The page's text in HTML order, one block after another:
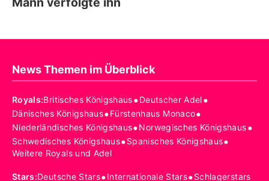
News Themen im Überblick
Royals:Britisches Königshaus•Deutscher Adel•
Dänisches Königshaus•Fürstenhaus Monaco•
Niederländisches Königshaus•Norwegisches Königshaus•
Schwedisches Königshaus•Spanisches Königshaus•
Weitere Royals und Adel
Stars:Deutsche Stars•Internationale Stars•Schlagerstars